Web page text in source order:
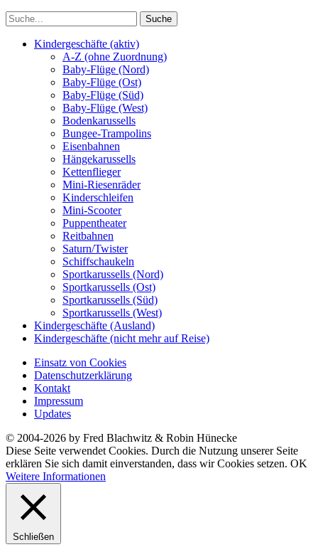
Kindergeschäfte (aktiv)
A-Z (ohne Zuordnung)
Baby-Flüge (Nord)
Baby-Flüge (Ost)
Baby-Flüge (Süd)
Baby-Flüge (West)
Bodenkarussells
Bungee-Trampolins
Eisenbahnen
Hängekarussells
Kettenflieger
Mini-Riesenräder
Kinderschleifen
Mini-Scooter
Puppentheater
Reitbahnen
Saturn/Twister
Schiffschaukeln
Sportkarussells (Nord)
Sportkarussells (Ost)
Sportkarussells (Süd)
Sportkarussells (West)
Kindergeschäfte (Ausland)
Kindergeschäfte (nicht mehr auf Reise)
Einsatz von Cookies
Datenschutzerklärung
Kontakt
Impressum
Updates
© 2004-2026 by Fred Blachwitz & Robin Hünecke
Diese Seite verwendet Cookies. Durch die Nutzung unserer Seite
erklären Sie sich damit einverstanden, dass wir Cookies setzen. OK
Weitere Informationen
Schließen